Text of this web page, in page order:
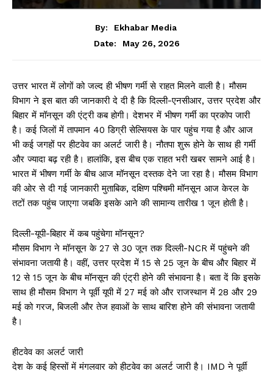
By:
Ekhabar Media
Date:
May 26, 2026
उत्तर भारत में लोगों को जल्द ही भीषण गर्मी से राहत मिलने वाली है। मौसम
विभाग ने इस बात की जानकारी दे दी है कि दिल्ली-एनसीआर, उत्तर प्रदेश और
बिहार में मॉनसून की एंट्री कब होगी। देशभर में भीषण गर्मी का प्रकोप जारी
है। कई जिलों में तापमान 40 डिग्री सेल्सियस के पार पहुंच गया है और आज
भी कई जगहों पर हीटवेव का अलर्ट जारी है। नौतपा शुरू होने के साथ ही गर्मी
और ज्यादा बढ़ रही है। हालांकि, इस बीच एक राहत भरी खबर सामने आई है।
भारत में भीषण गर्मी के बीच आज मॉनसून दस्तक देने जा रहा है। मौसम विभाग
की ओर से दी गई जानकारी मुताबिक, दक्षिण पश्चिमी मॉनसून आज केरल के
तटों तक पहुंच जाएगा जबकि इसके आने की सामान्य तारीख 1 जून होती है।
दिल्ली-यूपी-बिहार में कब पहुंचेगा मॉनसून?
मौसम विभाग ने मॉनसून के 27 से 30 जून तक दिल्ली-NCR में पहुंचने की
संभावना जतायी है। वहीं, उत्तर प्रदेश में 15 से 25 जून के बीच और बिहार में
12 से 15 जून के बीच मॉनसून की एंट्री होने की संभावना है। बता दें कि इसके
साथ ही मौसम विभाग ने पूर्वी यूपी में 27 मई को और राजस्थान में 28 और 29
मई को गरज, बिजली और तेज हवाओं के साथ बारिश होने की संभावना जतायी
है।
हीटवेव का अलर्ट जारी
देश के कई हिस्सों में मंगलवार को हीटवेव का अलर्ट जारी है। IMD ने पूर्वी